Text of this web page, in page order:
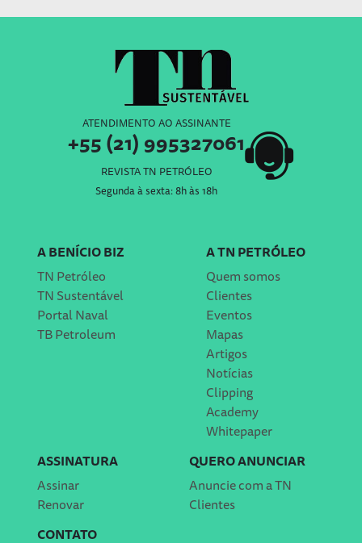
ATENDIMENTO AO ASSINANTE
+55 (21) 995327061
REVISTA TN PETRÓLEO
Segunda à sexta: 8h às 18h
A BENÍCIO BIZ
TN Petróleo
TN Sustentável
Portal Naval
TB Petroleum
A TN PETRÓLEO
Quem somos
Clientes
Eventos
Mapas
Artigos
Notícias
Clipping
Academy
Whitepaper
ASSINATURA
Assinar
Renovar
QUERO ANUNCIAR
Anuncie com a TN
Clientes
CONTATO